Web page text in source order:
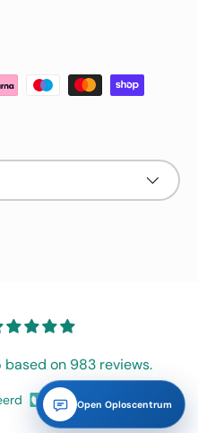
Open Oploscentrum
on 983 reviews.